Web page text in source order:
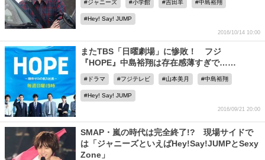
ジャニーズ 小学館 吉田羊 中島裕翔
Hey! Say! JUMP
2016/10/14 10:00
またTBS「日曜劇場」に惨敗！ フジ
『HOPE』中島裕翔は存在感薄すぎで……
ドラマ フジテレビ 山本美月 中島裕翔
Hey! Say! JUMP
2016/09/21 20:00
SMAP・嵐の時代は完全終了!? 現場サイドで
は「ジャニーズといえばHey!Say!JUMPとSexy
Zone」